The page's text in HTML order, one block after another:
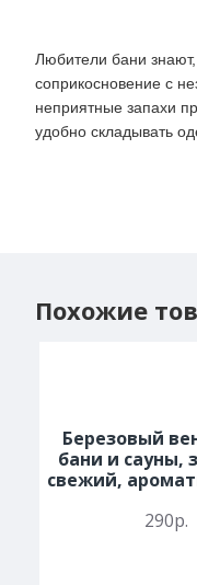
Любители бани
соприкосновение с
неприятные запахи
удобно складывать
Похожие
Березовый
бани и сауны,
свежий,
290р.